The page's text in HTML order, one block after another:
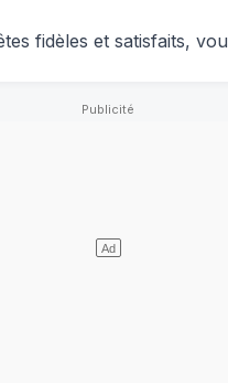
fidèles et satisfaits,